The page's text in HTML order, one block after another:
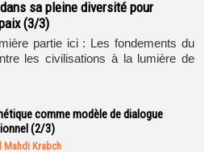
sa pleine diversité pour
(3/3)
partie ici : Les fondements du
les civilisations à la lumière de
comme modèle de dialogue
(2/3)
Mahdi Krabch